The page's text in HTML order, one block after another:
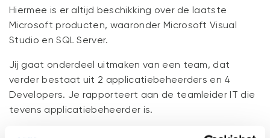
Hiermee is er altijd beschikking over de laatste
Microsoft producten, waaronder Microsoft Visual
Studio en SQL Server.
Jij gaat onderdeel uitmaken van een team, dat
verder bestaat uit 2 applicatiebeheerders en 4
Developers. Je rapporteert aan de teamleider IT die
tevens applicatiebeheerder is.